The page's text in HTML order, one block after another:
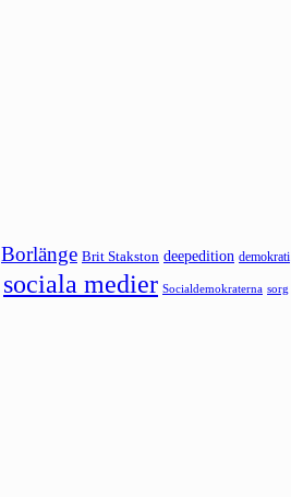
Borlänge Brit Stakston deepedition demokrati
sociala medier Socialdemokraterna sorg